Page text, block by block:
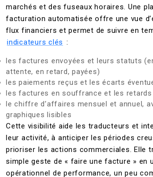
marchés et des fuseaux horaires. Une
facturation automatisée offre une vue
flux financiers et permet de suivre en
indicateurs clés :
les factures envoyées et leurs statuts
attente, en retard, payées)
les paiements reçus et les écarts
les factures en souffrance et les retards
le chiffre d’affaires mensuel et annuel,
graphiques lisibles
Cette visibilité aide les traducteurs et
leur activité, à anticiper les périodes
prioriser les actions commerciales. Elle
simple geste de « faire une facture » en
opérationnel de performance, un peu